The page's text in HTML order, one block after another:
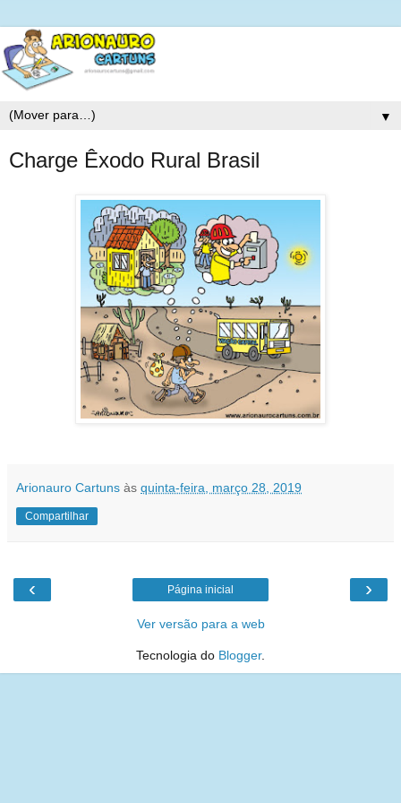
▼
Charge Êxodo Rural Brasil
Arionauro Cartuns às quinta-feira, março 28, 2019
Compartilhar
‹ ›
Página inicial
Ver versão para a web
Tecnologia do Blogger.